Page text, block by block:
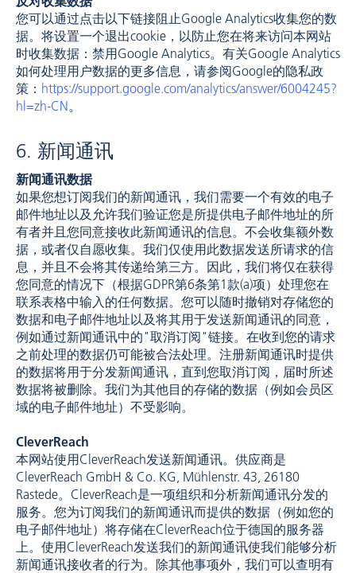
您可以通过点击以下链接阻止Google Analytics收集您的数
据。将设置一个退出cookie，以防止您在将来访问本网站
时收集数据：禁用Google Analytics。有关Google Analytics
如何处理用户数据的更多信息，请参阅Google的隐私政
策： https://support.google.com/analytics/answer/6004245?
hl=zh-CN。
6. 新闻通讯
新闻通讯数据
如果您想订阅我们的新闻通讯，我们需要一个有效的电子
邮件地址以及允许我们验证您是所提供电子邮件地址的所
有者并且您同意接收此新闻通讯的信息。不会收集额外数
据，或者仅自愿收集。我们仅使用此数据发送所请求的信
息，并且不会将其传递给第三方。因此，我们将仅在获得
您同意的情况下（根据GDPR第6条第1款(a)项）处理您在
联系表格中输入的任何数据。您可以随时撤销对存储您的
数据和电子邮件地址以及将其用于发送新闻通讯的同意，
例如通过新闻通讯中的"取消订阅"链接。在收到您的请求
之前处理的数据仍可能被合法处理。注册新闻通讯时提供
的数据将用于分发新闻通讯，直到您取消订阅，届时所述
数据将被删除。我们为其他目的存储的数据（例如会员区
域的电子邮件地址）不受影响。
CleverReach
本网站使用CleverReach发送新闻通讯。供应商是
CleverReach GmbH & Co. KG, Mühlenstr. 43, 26180
Rastede。CleverReach是一项组织和分析新闻通讯分发的
服务。您为订阅我们的新闻通讯而提供的数据（例如您的
电子邮件地址）将存储在CleverReach位于德国的服务器
上。使用CleverReach发送我们的新闻通讯使我们能够分析
新闻通讯接收者的行为。除其他事项外，我们可以查明有